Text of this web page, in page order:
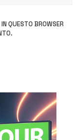
QUESTO BROWSER